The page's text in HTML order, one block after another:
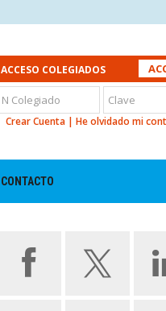
ACCESO COLEGIADOS
Crear Cuenta |He olvidado mi
CONTACTO